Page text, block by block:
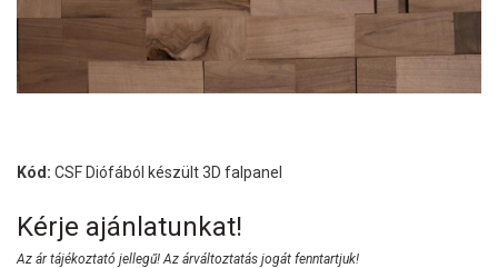
Kód: CSF Diófából készült 3D falpanel
Kérje ajánlatunkat!
Az ár tájékoztató jellegű! Az árváltoztatás jogát fenntartjuk!